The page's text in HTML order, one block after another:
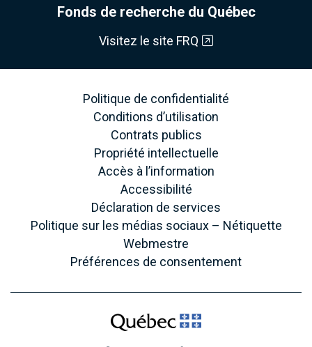
Fonds de recherche du Québec
Visitez le site FRQ
Politique de confidentialité
Conditions d’utilisation
Contrats publics
Propriété intellectuelle
Accès à l’information
Accessibilité
Déclaration de services
Politique sur les médias sociaux – Nétiquette
Webmestre
Préférences de consentement